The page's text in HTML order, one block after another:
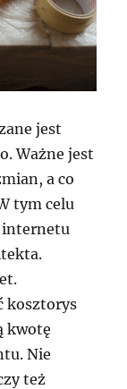
jest
Ważne jest
a co
tym celu
internetu
kosztorys
kwotę
Nie
też